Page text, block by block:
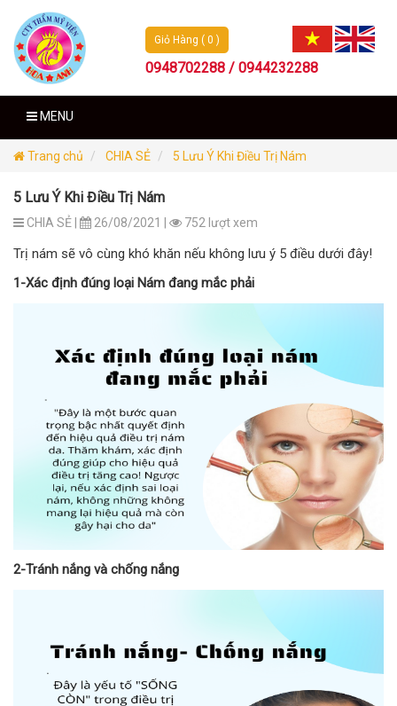
Giỏ Hàng ( 0 )
0948702288 / 0944232288
MENU
Trang chủ CHIA SẺ 5 Lưu Ý Khi Điều Trị Nám
5 Lưu Ý Khi Điều Trị Nám
CHIA SẺ | 26/08/2021 | 752 lượt xem
Trị nám sẽ vô cùng khó khăn nếu không lưu ý 5 điều dưới đây!
1-Xác định đúng loại Nám đang mắc phải
2-Tránh nắng và chống nắng